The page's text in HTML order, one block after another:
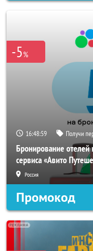
-5%
16:48:57 Получи
Бронирование отелей
сервиса «Авито
Россия
Промокод